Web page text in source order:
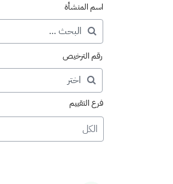
اسم المنشأة
رقم الترخيص
فرع التقييم
الكل